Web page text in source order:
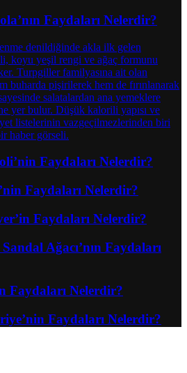
Faydaları Nelerdir?
Faydaları Nelerdir?
Faydaları Nelerdir?
Faydaları Nelerdir?
Ağacı’nın Faydaları
Faydaları Nelerdir?
Faydaları Nelerdir?